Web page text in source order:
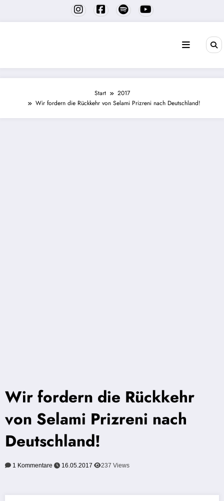
springen
Start
2017
Wir fordern die Rückkehr von Selami Prizreni nach Deutschland!
Wir fordern die Rückkehr
von Selami Prizreni nach
Deutschland!
1 Kommentare 16.05.2017 237 Views